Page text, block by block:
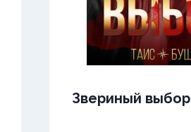
Звериный выбор